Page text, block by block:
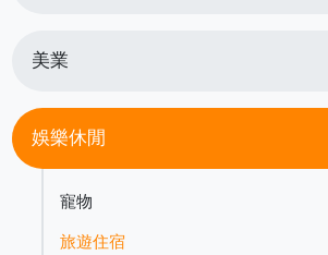
美業
娛樂休閒
寵物
旅遊住宿